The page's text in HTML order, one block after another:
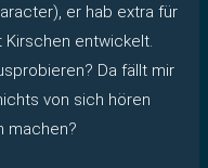
er hab extra für
Kirschen entwickelt.
Da fällt mir
von sich hören
machen?